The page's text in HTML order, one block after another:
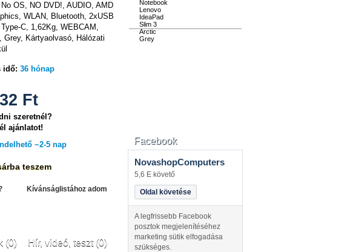
OS, NO DVD!, AUDIO, AMD
WLAN, Bluetooth, 2xUSB
C, 1,62Kg, WEBCAM,
Grey, Kártyaolvasó, Hálózati
idő: 36 hónap
Ft
szeretnél?
ajánlatot!
~2-5 nap
teszem
Kívánságlistához adom
(0) Hír, videó, teszt (0)
Facebook
NovashopComputers
5,6 E követő
Oldal követése
A legfrissebb Facebook
posztok megjelenítéséhez
marketing sütik elfogadása
szükséges.